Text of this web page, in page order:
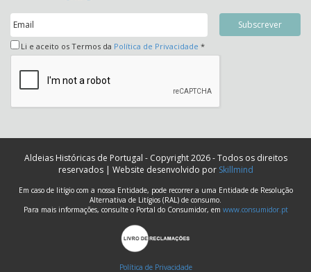
Li e aceito os Termos da Política de Privacidade *
Aldeias Históricas de Portugal - Copyright 2026 - Todos os direitos
reservados | Website desenvolvido por Skillmind
Em caso de litígio com a nossa Entidade, pode recorrer a uma Entidade de Resolução
Alternativa de Litígios (RAL) de consumo.
Para mais informações, consulte o Portal do Consumidor, em www.consumidor.pt
Política de Privacidade